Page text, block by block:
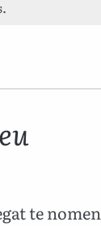
te nomen